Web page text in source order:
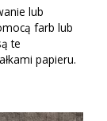
lub
farb lub
te
papieru.